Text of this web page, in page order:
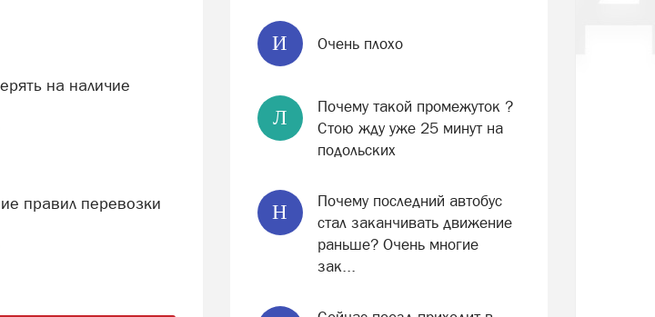
И Очень плохо
Л
Почему такой промежуток ?
Стою жду уже 25 минут на
подольских
Н
Почему последний автобус
стал заканчивать движение
раньше? Очень многие
зак...